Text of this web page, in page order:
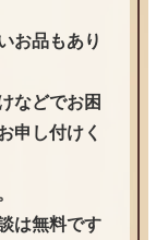
お品もあり
などでお困
申し付けく
は無料です